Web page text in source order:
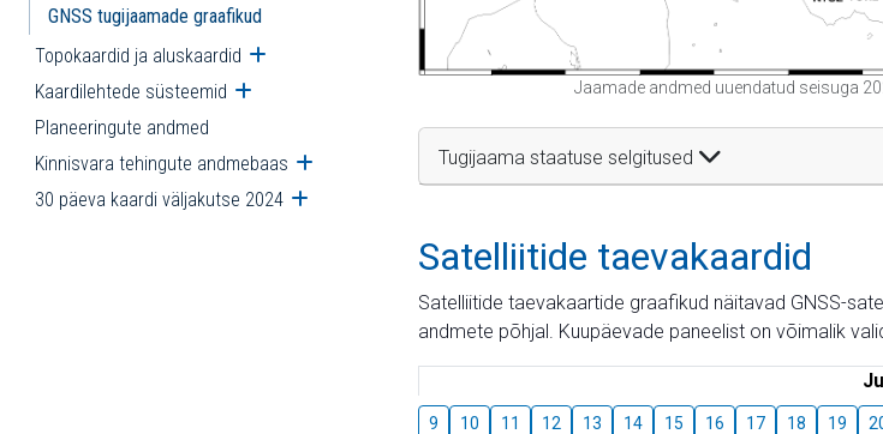
GNSS tugijaamade graafikud
Topokaardid ja aluskaardid Ava alammenüü
Kaardilehtede süsteemid Ava alammenüü
Planeeringute andmed
Kinnisvara tehingute andmebaas Ava alammenüü
30 päeva kaardi väljakutse 2024 Ava alammenüü
Jaamade andmed uuendatud seisuga
Tugijaama staatuse selgitused
Satelliitide taevakaardid
Satelliitide taevakaartide graafikud näitavad GNSS-
andmete põhjal. Kuupäevade paneelist on võimalik
9 10 11 12 13 14 15 16 17 18 19